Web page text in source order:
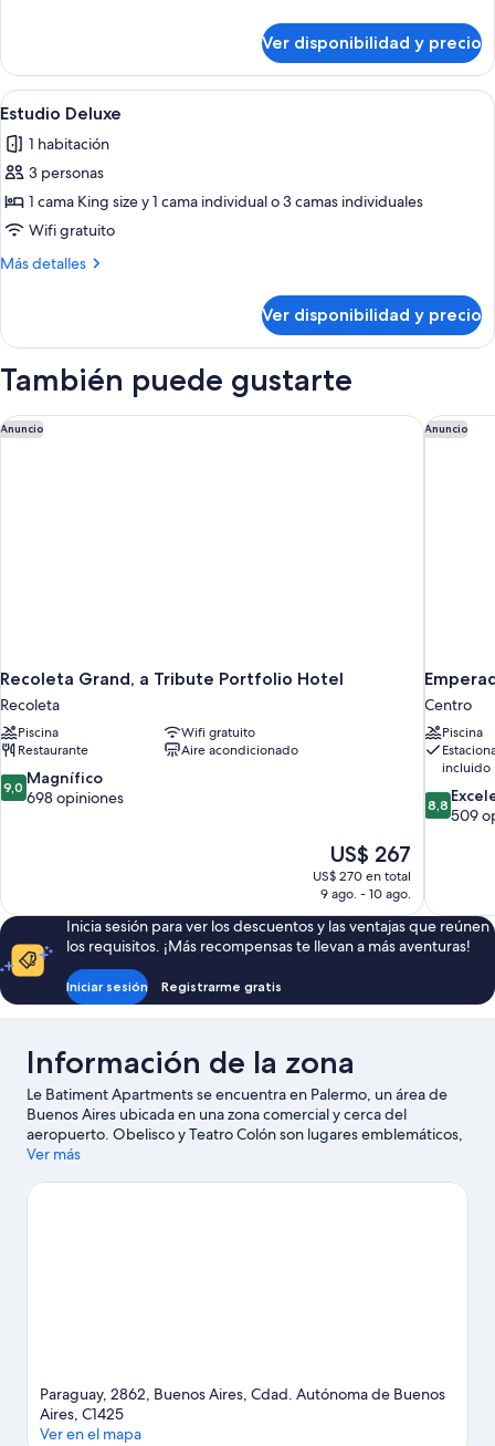
2
habitaciones
Ver disponibilidad y precio
Ver
todas
las
fotos
de
Estudio
Deluxe
Habitación de hotel con una cama
18
Estudio Deluxe
1 habitación
3 personas
1 cama King size y 1 cama individual o 3 camas individuales
Wifi gratuito
Más detalles
Más
Deluxe
Ver disponibilidad y precio
También puede gustarte
Anuncio
Recoleta Grand, a Tribute Portfolio Hotel
Recoleta
Piscina
Wifi gratuito
Restaurante
Aire acondicionado
9.0
de
9,0 Magnífico
698 opiniones
El
precio
actual
de
US$ 267
US$ 267
US$ 270 en total
9 ago. - 10 ago.
Recoleta Grand, a Tribute Portfolio Hotel Anuncio
Centro
Piscina
incluido
8.8
de
8,8
509
Inicia sesión para ver los descuentos y las ventajas que reúnen
los requisitos. ¡Más recompensas te llevan a más aventuras!
Iniciar sesión Registrarme gratis
Información de la zona
Le Batiment Apartments se encuentra en Palermo, un área de
Buenos Aires ubicada en una zona comercial y cerca del
aeropuerto. Obelisco y Teatro Colón son lugares emblemáticos,
y los turistas que quieran ir de compras pueden visitar Palermo
Botánico Carlos Thays y Centro cultural de la ciencia.
Ver más
Paraguay, 2862, Buenos Aires, Cdad. Autónoma de Buenos
Aires, C1425
Ver en el mapa